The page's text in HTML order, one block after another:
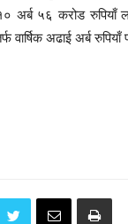
अर्ब ५६ करोड रुपियाँ
वार्षिक अढाई अर्ब